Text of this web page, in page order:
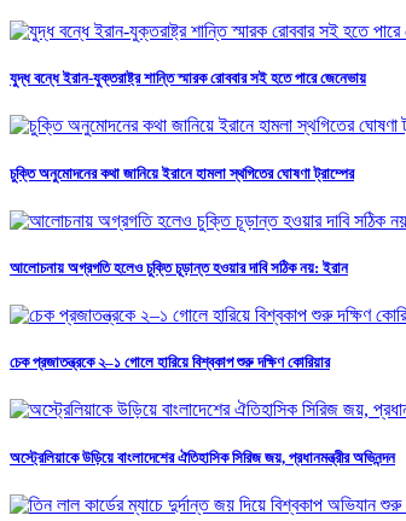
যুদ্ধ বন্ধে ইরান-যুক্তরাষ্ট্র শান্তি স্মারক রোববার সই হতে পারে জেনেভায়
চুক্তি অনুমোদনের কথা জানিয়ে ইরানে হামলা স্থগিতের ঘোষণা ট্রাম্পের
আলোচনায় অগ্রগতি হলেও চুক্তি চূড়ান্ত হওয়ার দাবি সঠিক নয়: ইরান
চেক প্রজাতন্ত্রকে ২–১ গোলে হারিয়ে বিশ্বকাপ শুরু দক্ষিণ কোরিয়ার
অস্ট্রেলিয়াকে উড়িয়ে বাংলাদেশের ঐতিহাসিক সিরিজ জয়, প্রধানমন্ত্রীর অভিনন্দন